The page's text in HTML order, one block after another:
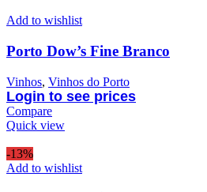
Add to wishlist
Porto Dow’s Fine Branco
Vinhos, Vinhos do Porto
Login to see prices
Compare
Quick view
-13%
Add to wishlist